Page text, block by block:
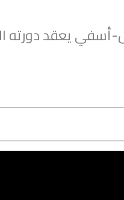
العادية لشهر مارس